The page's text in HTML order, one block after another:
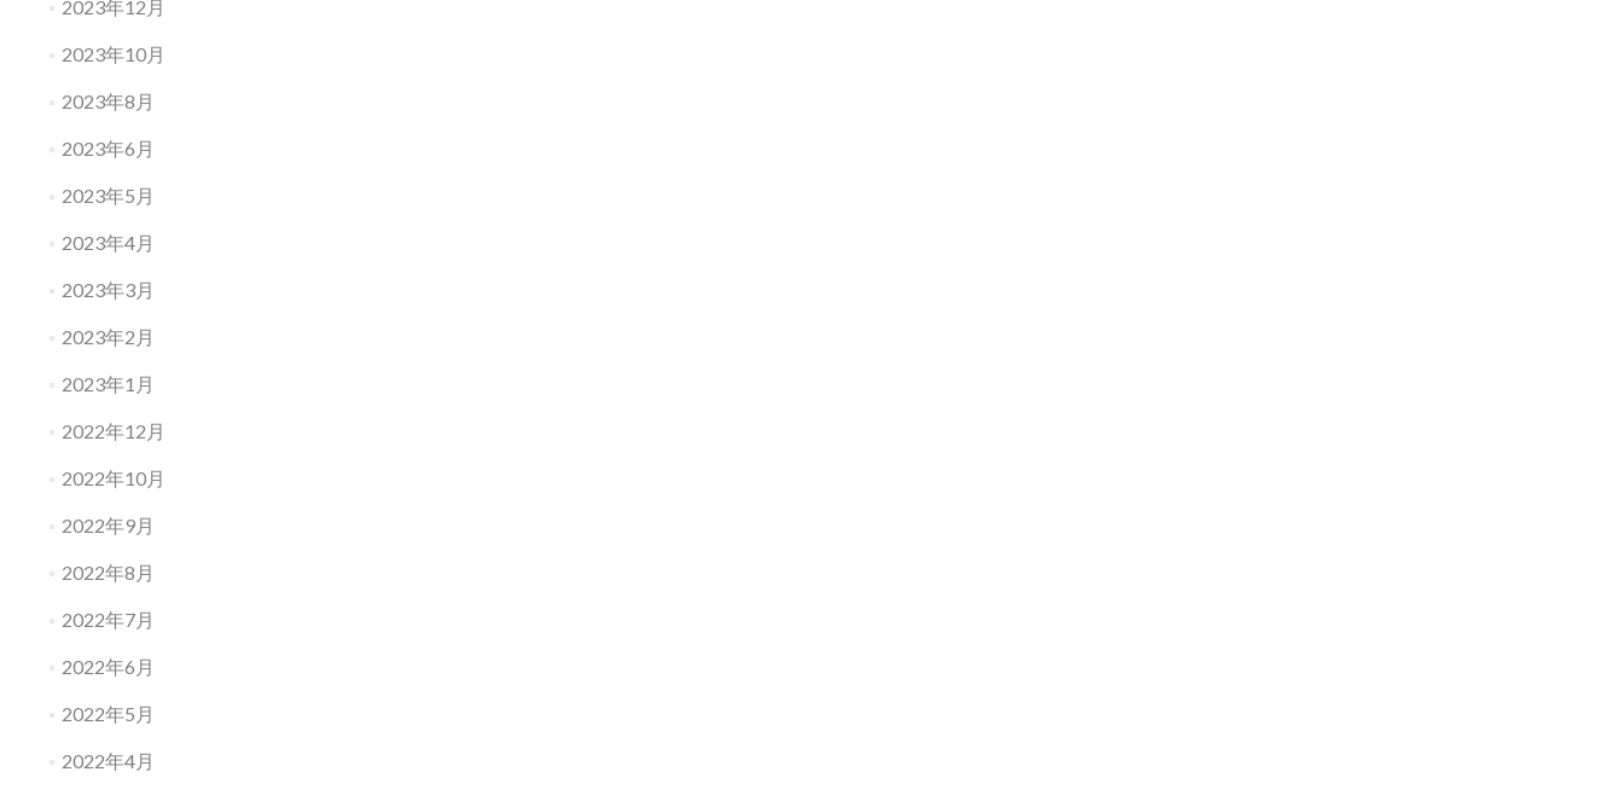
2023年12月
2023年10月
2023年8月
2023年6月
2023年5月
2023年4月
2023年3月
2023年2月
2023年1月
2022年12月
2022年10月
2022年9月
2022年8月
2022年7月
2022年6月
2022年5月
2022年4月